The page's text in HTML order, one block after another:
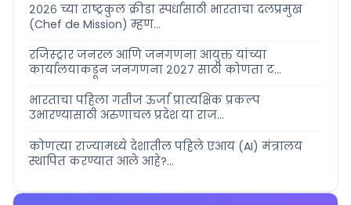
२०२६ च्या राष्ट्रकुल क्रीडा स्पर्धांसाठी भारताचा दलप्रमुख
(Chef de Mission) म्हण...
रजिस्ट्रार जनरल आणि जनगणना आयुक्त यांच्या
कार्यालयाकडून जनगणना २०२७ साठी कोणता ट...
भारताचा पहिला गतीज ऊर्जा प्रात्यक्षिक प्रकल्प
उभारण्यासाठी अरुणाचल प्रदेश या राज...
कोणत्या राज्यामध्ये देशातील पहिले एआय (AI) मंत्रालय
स्थापित करण्यात आले आहे?...